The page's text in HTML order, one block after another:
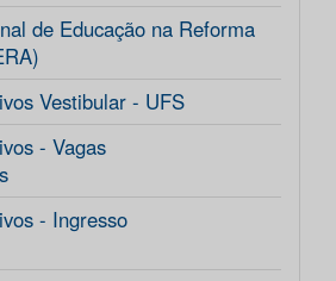
de Educação na Reforma
Vestibular - UFS
- Vagas
- Ingresso